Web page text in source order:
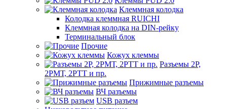
Клеммная колодка
Колодка клеммная RUICHI
Клеммная колодка на DIN-рейку
Терминальный блок
Прочие
Кожух клеммы
Разъемы 2Р,
2РМТ, 2РТТ и пр.
Прижимные разъемы
ВЧ разъемы
USB разъем